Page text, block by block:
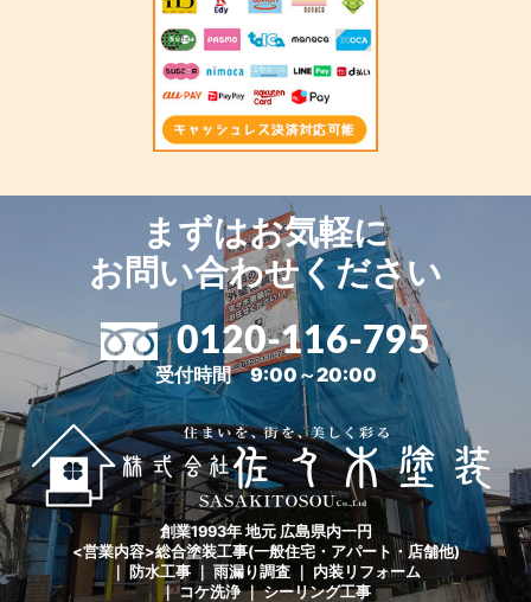
まずはお気軽に
お問い合わせください
0120-116-795
受付時間 9:00～20:00
創業1993年 地元 広島県内一円
<営業内容>総合塗装工事(一般住宅・アパート・店舗他)
｜ 防水工事 ｜ 雨漏り調査 ｜ 内装リフォーム
｜ コケ洗浄 ｜ シーリング工事